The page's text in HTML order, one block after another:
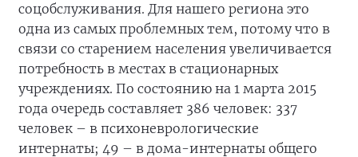
соцобслуживания. Для нашего региона это
одна из самых проблемных тем, потому что в
связи со старением населения увеличивается
потребность в местах в стационарных
учреждениях. По состоянию на 1 марта 2015
года очередь составляет 386 человек: 337
человек – в психоневрологические
интернаты; 49 – в дома-интернаты общего